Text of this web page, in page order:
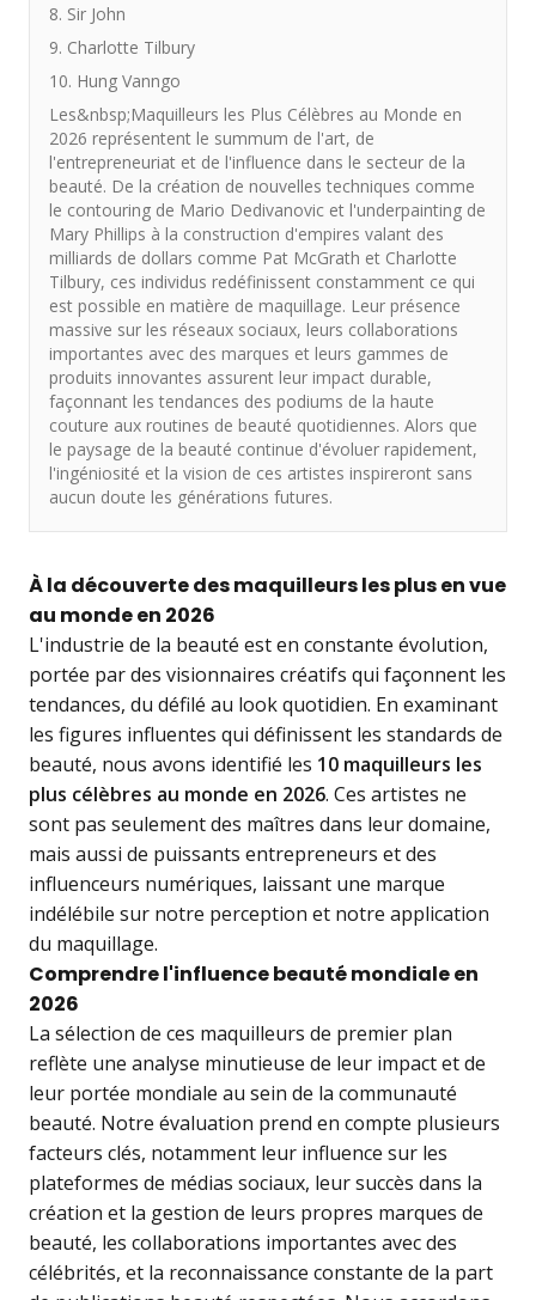
8. Sir John
9. Charlotte Tilbury
10. Hung Vanngo
Les&nbsp;Maquilleurs les Plus Célèbres au Monde en
2026 représentent le summum de l'art, de
l'entrepreneuriat et de l'influence dans le secteur de la
beauté. De la création de nouvelles techniques comme
le contouring de Mario Dedivanovic et l'underpainting de
Mary Phillips à la construction d'empires valant des
milliards de dollars comme Pat McGrath et Charlotte
Tilbury, ces individus redéfinissent constamment ce qui
est possible en matière de maquillage. Leur présence
massive sur les réseaux sociaux, leurs collaborations
importantes avec des marques et leurs gammes de
produits innovantes assurent leur impact durable,
façonnant les tendances des podiums de la haute
couture aux routines de beauté quotidiennes. Alors que
le paysage de la beauté continue d'évoluer rapidement,
l'ingéniosité et la vision de ces artistes inspireront sans
aucun doute les générations futures.
À la découverte des maquilleurs les plus en vue
au monde en 2026
L'industrie de la beauté est en constante évolution,
portée par des visionnaires créatifs qui façonnent les
tendances, du défilé au look quotidien. En examinant
les figures influentes qui définissent les standards de
beauté, nous avons identifié les 10 maquilleurs les
plus célèbres au monde en 2026. Ces artistes ne
sont pas seulement des maîtres dans leur domaine,
mais aussi de puissants entrepreneurs et des
influenceurs numériques, laissant une marque
indélébile sur notre perception et notre application
du maquillage.
Comprendre l'influence beauté mondiale en
2026
La sélection de ces maquilleurs de premier plan
reflète une analyse minutieuse de leur impact et de
leur portée mondiale au sein de la communauté
beauté. Notre évaluation prend en compte plusieurs
facteurs clés, notamment leur influence sur les
plateformes de médias sociaux, leur succès dans la
création et la gestion de leurs propres marques de
beauté, les collaborations importantes avec des
célébrités, et la reconnaissance constante de la part